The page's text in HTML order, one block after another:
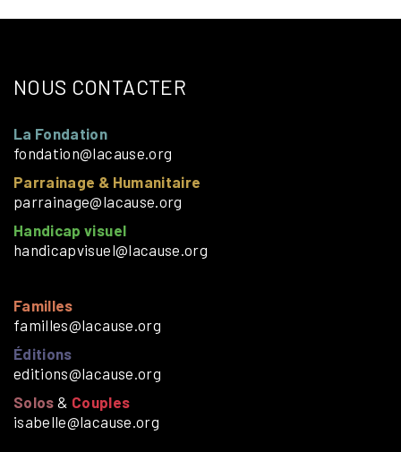
NOUS CONTACTER
La Fondation
fondation@lacause.org
Parrainage & Humanitaire
parrainage@lacause.org
Handicap visuel
handicapvisuel@lacause.org
Familles
familles@lacause.org
Éditions
editions@lacause.org
Solos & Couples
isabelle@lacause.org